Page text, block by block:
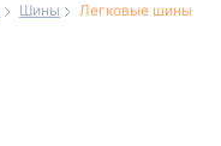
Шины Легковые шины